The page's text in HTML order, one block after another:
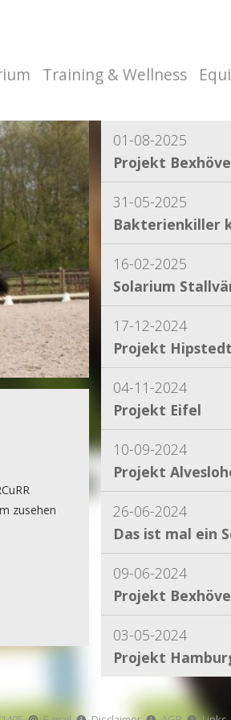
Training & Wellness
01-08-2025
Projekt
31-05-2025
Bakterienkiller
16-02-2025
Solarium
17-12-2024
Projekt Hipstedt
04-11-2024
Projekt Eifel
10-09-2024
Projekt
26-06-2024
Das ist mal ein
09-06-2024
Projekt
03-05-2024
Projekt
15-04-2024
zusehen